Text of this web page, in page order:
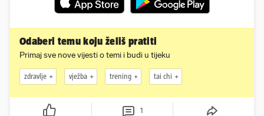
Odaberi temu koju želiš pratiti
Primaj sve nove vijesti o temi i budi u tijeku
zdravlje vježba trening tai chi
1